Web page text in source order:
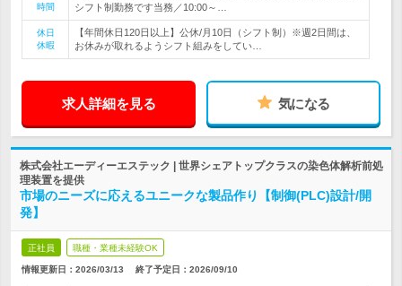
時間
シフト制勤務です当務／10:00～…
休日
休暇
【年間休日120日以上】公休/月10日（シフト制）※週2日間は、
お休みが取れるようシフト組みをしてい…
求人詳細を見る 気になる
株式会社エーディーエステック | 世界シェアトップクラスの染色体解析前処
理装置を提供
市場のニーズに応えるユニークな製品作り【制御(PLC)設計/開
発】
正社員 職種・業種未経験OK
情報更新日：2026/03/13 終了予定日： 2026/09/10